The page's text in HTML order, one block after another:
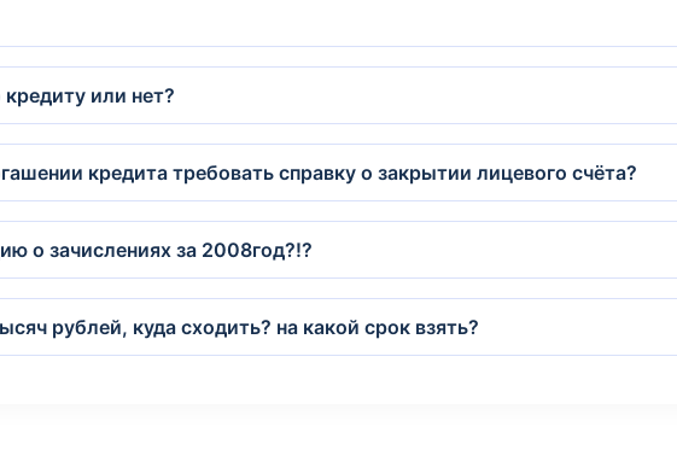
или нет?
кредита требовать справку о закрытии лицевого счёта?
о зачислениях за 2008год?!?
рублей, куда сходить? на какой срок взять?